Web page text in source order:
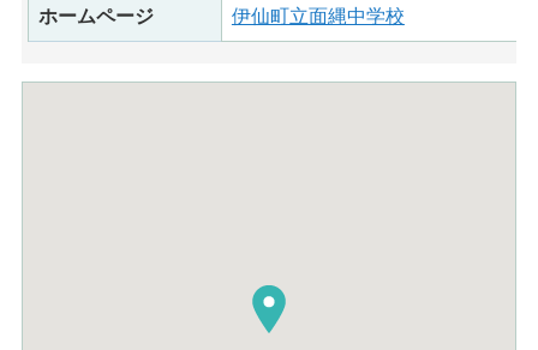
ホームページ 伊仙町立面縄中学校